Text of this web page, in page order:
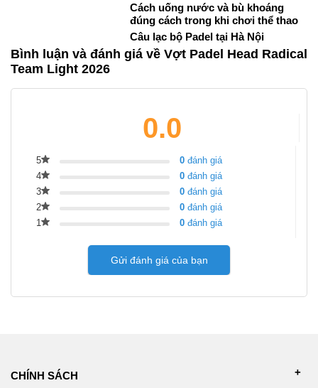
Cách uống nước và bù khoáng
đúng cách trong khi chơi thể thao
Câu lạc bộ Padel tại Hà Nội
Bình luận và đánh giá về Vợt Padel Head Radical
Team Light 2026
0.0
5 0 đánh giá
4
0 đánh giá
3
0 đánh giá
2
0 đánh giá
1
0 đánh giá
Gửi đánh giá của bạn
CHÍNH SÁCH